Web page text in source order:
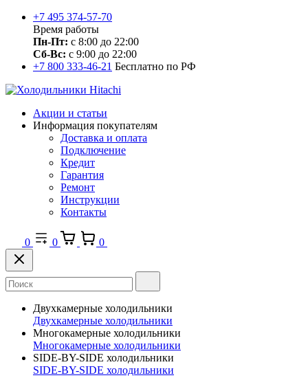
+7 495 374-57-70
Время работы
Пн-Пт: с 8:00 до 22:00
Сб-Вс: с 9:00 до 22:00
+7 800 333-46-21 Бесплатно по РФ
Акции и статьи
Информация покупателям
Доставка и оплата
Подключение
Кредит
Гарантия
Ремонт
Инструкции
Контакты
0 0 0
Двухкамерные холодильники
Двухкамерные холодильники
Многокамерные холодильники
Многокамерные холодильники
SIDE-BY-SIDE холодильники
SIDE-BY-SIDE холодильники